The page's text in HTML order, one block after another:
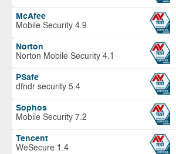
McAfee
Mobile Security 4.9
Norton
Norton Mobile Security 4.1
PSafe
dfndr security 5.4
Sophos
Mobile Security 7.2
Tencent
WeSecure 1.4